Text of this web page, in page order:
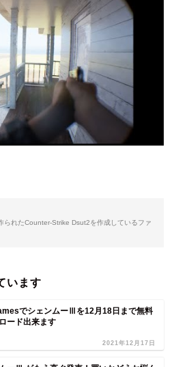
れたCounter-Strike Dsut2を作成しているファ
います
でシェンムーⅢを12月18日まで無料
ード出来ます
2021年12月17日